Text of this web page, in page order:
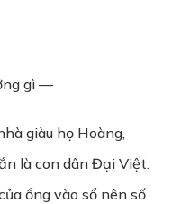
gì —
giàu họ Hoàng,
là con dân Đại Việt.
ổng vào sổ nên số